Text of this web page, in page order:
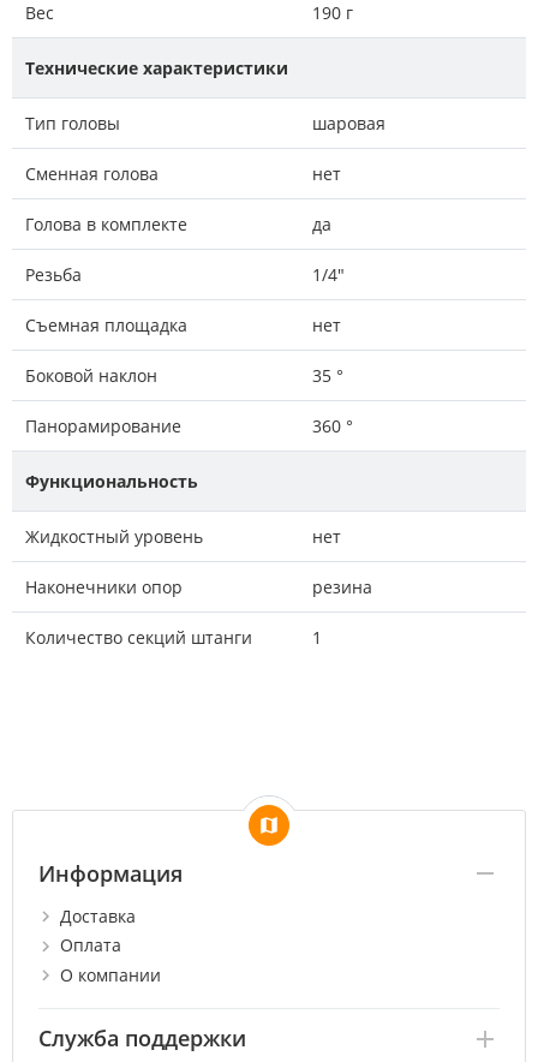
Вес 190 г
Технические характеристики
Тип головы шаровая
Сменная голова нет
Голова в комплекте да
Резьба 1/4"
Съемная площадка нет
Боковой наклон 35 °
Панорамирование 360 °
Функциональность
Жидкостный уровень нет
Наконечники опор резина
Количество секций штанги 1
Информация
Доставка
Оплата
О компании
Служба поддержки